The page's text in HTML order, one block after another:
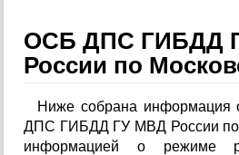
ОСБ ДПС ГИБДД
России по
Ниже собрана информация
ДПС ГИБДД ГУ МВД России по
информацией о режиме